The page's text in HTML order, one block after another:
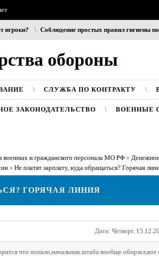
Соблюдение простых правил гигиены помогает
обороны
СЛУЖБА ПО КОНТРАКТУ
ЗАКОНОДАТЕЛЬСТВО ВОЕННЫЕ
военных и гражданского персонала МО РФ »
» Не платят зарплату, куда обращаться? Горячая
ГОРЯЧАЯ ЛИНИЯ
Дата: Четверг,
что попало,начальник штаба вообще